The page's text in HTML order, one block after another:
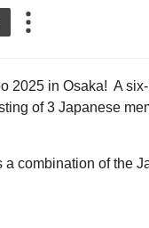
2025 in Osaka! A
of 3 Japanese
combination of the